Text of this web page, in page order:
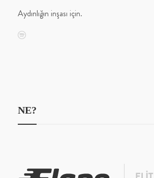
Aydınlığın inşası için.
NE?